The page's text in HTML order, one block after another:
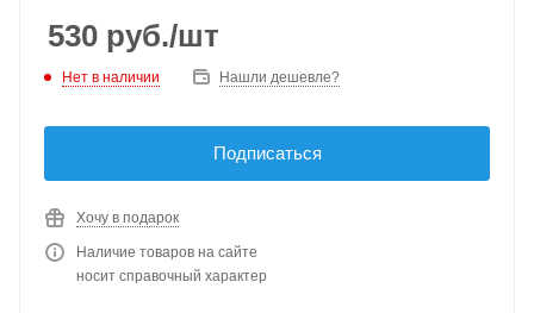
530 руб./шт
Нет в наличии Нашли дешевле?
Подписаться
Хочу в подарок
Наличие товаров на сайте
носит справочный характер